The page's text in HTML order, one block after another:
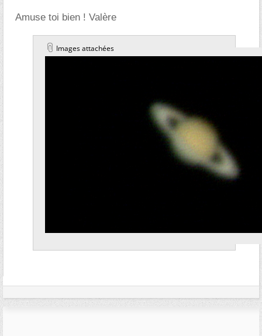
Amuse toi bien ! Valère
Images attachées